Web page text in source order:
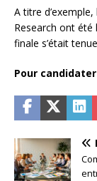
A titre d’exemple,
Research ont
finale s’était
Pour